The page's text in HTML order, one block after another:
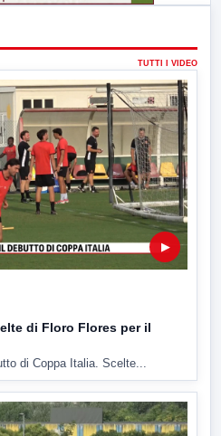
TUTTI I VIDEO
▶
di Floro Flores per il
di Coppa Italia. Scelte...